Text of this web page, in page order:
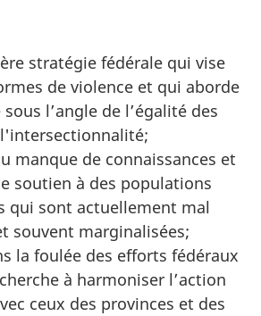
stratégie fédérale qui vise
de violence et qui aborde
l’angle de l’égalité des
manque de connaissances et
soutien à des populations
qui sont actuellement mal
souvent marginalisées;
la foulée des efforts fédéraux
à harmoniser l’action
ceux des provinces et des